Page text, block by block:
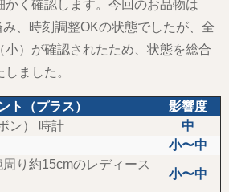
かく確認します。今回のお品物は
、時刻調整OKの状態でしたが、全
小）が確認されたため、状態を総合
ました。
ト（プラス）
影響度
ン） 時計
中
小〜中
り約15cmのレディース
小〜中